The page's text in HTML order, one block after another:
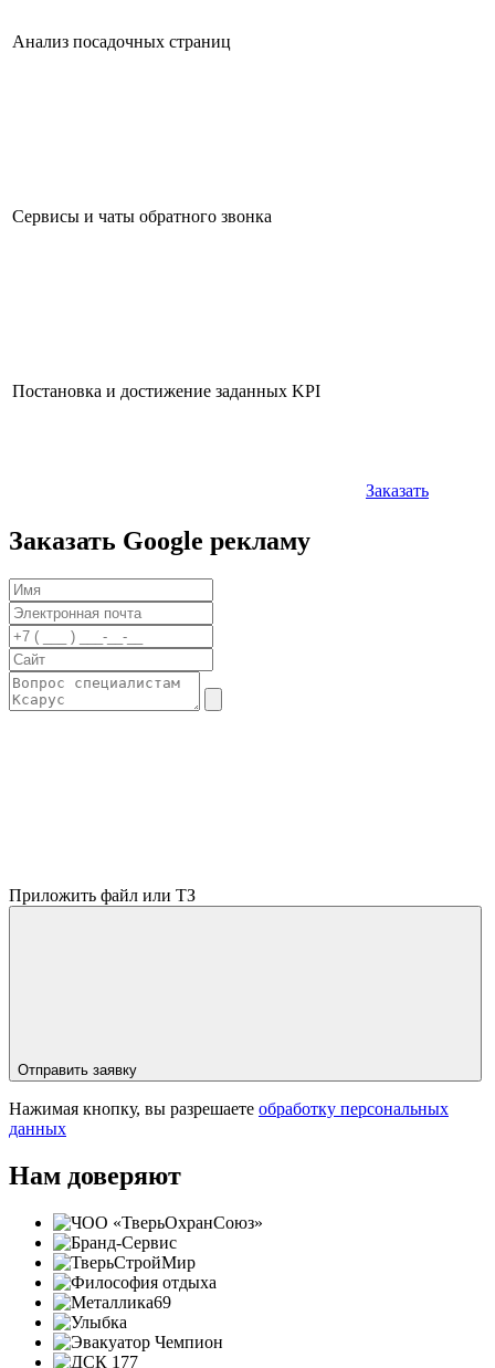
Анализ посадочных страниц
Сервисы и чаты обратного звонка
Постановка и достижение заданных KPI
Заказать
Заказать Google рекламу
Приложить файл или ТЗ
Отправить заявку
Нажимая кнопку, вы разрешаете обработку персональных
данных
Нам доверяют